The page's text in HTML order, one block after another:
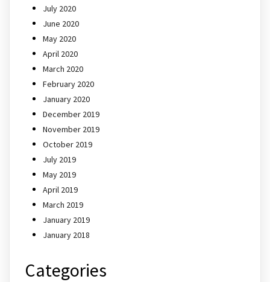
July 2020
June 2020
May 2020
April 2020
March 2020
February 2020
January 2020
December 2019
November 2019
October 2019
July 2019
May 2019
April 2019
March 2019
January 2019
January 2018
Categories